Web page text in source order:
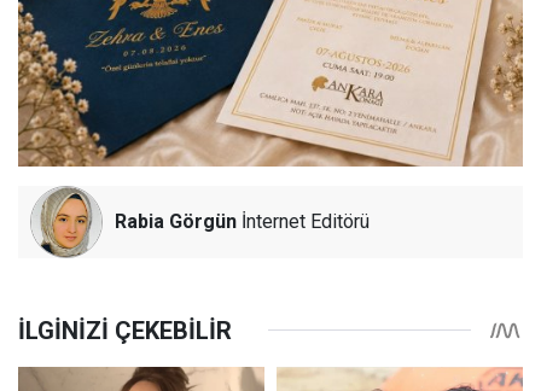
Rabia Görgün İnternet Editörü